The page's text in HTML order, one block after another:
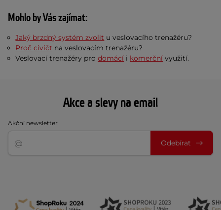
Mohlo by Vás zajímat:
Jaký brzdný systém zvolit u veslovacího trenažéru?
Proč civičt na veslovacím trenažéru?
Veslovací trenažéry prodomácí i komerční využití.
Akce a slevy na email
Akční newsletter
Odebírat